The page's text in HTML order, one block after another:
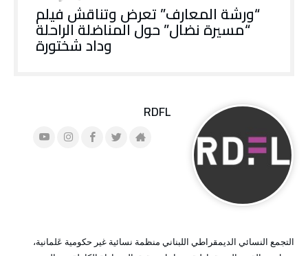
“ورشة المعارف” تعرض وتناقش فيلم
“مسيرة نضال” حول المناضلة الراحلة
وداد شختورة
RDFL
التجمع النسائي الديمقراطي اللبناني منظمة نسائية غير حكومية عَلمانية،